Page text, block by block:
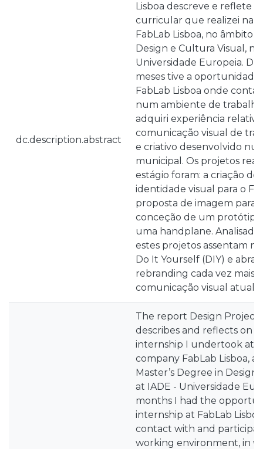
dc.description.abstract
Lisboa descreve e reflete
curricular que realizei na
FabLab Lisboa, no âmbito
Design e Cultura Visual, no
Universidade Europeia.
meses tive a oportunidade
FabLab Lisboa onde
num ambiente de
adquiri experiência
comunicação visual de
e criativo desenvolvido
municipal. Os projetos
estágio foram: a criação de
identidade visual para o
proposta de imagem para
conceção de um
uma handplane. Analisado
estes projetos assentam
Do It Yourself (DIY) e
rebranding cada vez mais
comunicação visual atual.
The report Design
describes and reflects on
internship I undertook at
company FabLab Lisboa,
Master’s Degree in
at IADE - Universidade
months I had the
internship at FabLab
contact with and
working environment, in